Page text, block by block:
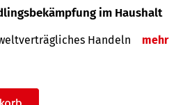
im Haushalt
Han­deln mehr